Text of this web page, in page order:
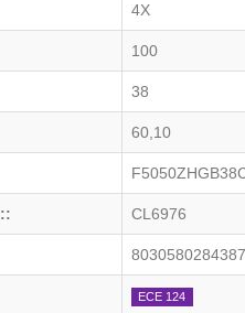
4X
100
38
60,10
CL6976
8030580284387
ECE 124